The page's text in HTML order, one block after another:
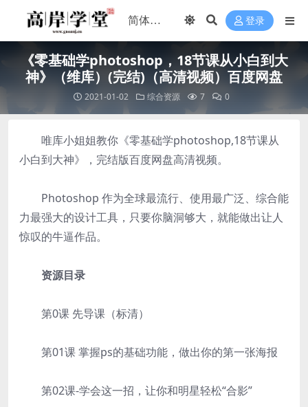
登录
《零基础学photoshop，18节课从小白到大
神》（维库）(完结)（高清视频）百度网盘
2021-01-02 综合资源 7 0
唯库小姐姐教你《零基础学photoshop,18节课从
小白到大神》，完结版百度网盘高清视频。
Photoshop 作为全球最流行、使用最广泛、综合能
力最强大的设计工具，只要你脑洞够大，就能做出让人
惊叹的牛逼作品。
资源目录
第0课 先导课（标清）
第01课 掌握ps的基础功能，做出你的第一张海报
第02课-学会这一招，让你和明星轻松“合影”